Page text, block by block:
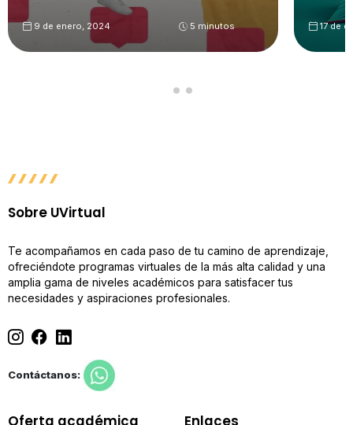
9 de enero, 2024 5 minutos 17 de
Sobre UVirtual
Te acompañamos en cada paso de tu camino de aprendizaje,
ofreciéndote programas virtuales de la más alta calidad y una
amplia gama de niveles académicos para satisfacer tus
necesidades y aspiraciones profesionales.
Contáctanos:
Oferta académica Enlaces